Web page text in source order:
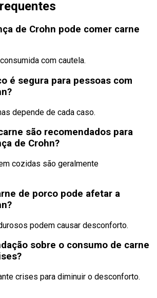
de Crohn pode comer carne
com cautela.
é segura para pessoas com
depende de cada caso.
são recomendados para
de Crohn?
cozidas são geralmente
de porco pode afetar a
podem causar desconforto.
sobre o consumo de carne
crises para diminuir o desconforto.